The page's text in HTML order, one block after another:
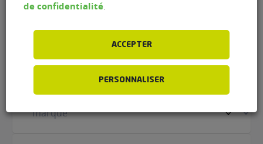
Votre
véhicule(Nécessaire)
de confidentialité
ACCEPTER
PERSONNALISER